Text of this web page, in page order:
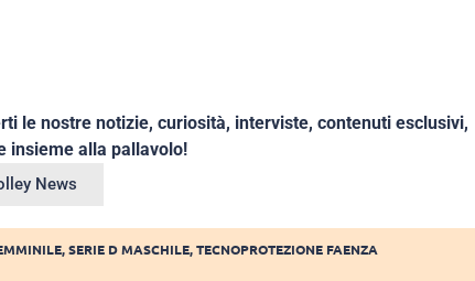
le nostre notizie, curiosità, interviste, contenuti esclusivi,
insieme alla pallavolo!
News
,SERIE D MASCHILE,TECNOPROTEZIONE FAENZA